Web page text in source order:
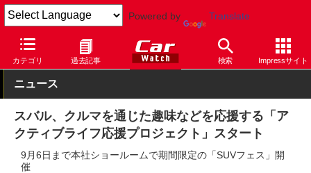
Powered by Translate
カテゴリ 過去記事 検索 Impressサイト
Car Watch 自動車 スバル その他
ニュース
スバル、クルマを通じた趣味などを応援する「ア
クティブライフ応援プロジェクト」スタート
9月6日まで本社ショールームで期間限定の「SUVフェス」開
催